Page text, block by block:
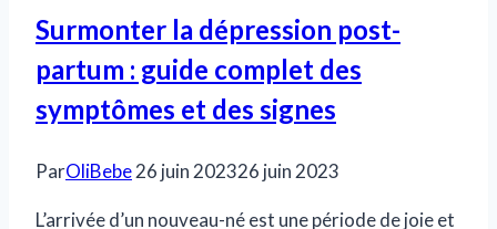
Surmonter la dépression post-
partum : guide complet des
symptômes et des signes
ParOliBebe26 juin 202326 juin 2023
L’arrivée d’un nouveau-né est une période de joie et